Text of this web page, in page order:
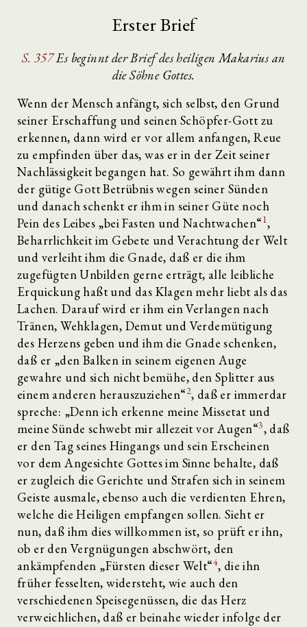
Erster Brief
S. 357Es beginnt der Brief des heiligen Makarius an
die Söhne Gottes.
Wenn der Mensch anfängt, sich selbst, den Grund
seiner Erschaffung und seinen Schöpfer-Gott zu
erkennen, dann wird er vor allem anfangen, Reue
zu empfinden über das, was er in der Zeit seiner
Nachlässigkeit begangen hat. So gewährt ihm dann
der gütige Gott Betrübnis wegen seiner Sünden
und danach schenkt er ihm in seiner Güte noch
Pein des Leibes „bei Fasten und Nachtwachen“1,
Beharrlichkeit im Gebete und Verachtung der Welt
und verleiht ihm die Gnade, daß er die ihm
zugefügten Unbilden gerne erträgt, alle leibliche
Erquickung haßt und das Klagen mehr liebt als das
Lachen. Darauf wird er ihm ein Verlangen nach
Tränen, Wehklagen, Demut und Verdemütigung
des Herzens geben und ihm die Gnade schenken,
daß er „den Balken in seinem eigenen Auge
gewahre und sich nicht bemühe, den Splitter aus
einem anderen herauszuziehen“2, daß er immerdar
spreche: „Denn ich erkenne meine Missetat und
meine Sünde schwebt mir allezeit vor Augen“3, daß
er den Tag seines Hingangs und sein Erscheinen
vor dem Angesichte Gottes im Sinne behalte, daß
er zugleich die Gerichte und Strafen sich in seinem
Geiste ausmale, ebenso auch die verdienten Ehren,
welche die Heiligen empfangen sollen. Sieht er
nun, daß ihm dies willkommen ist, so prüft er ihn,
ob er den Vergnügungen abschwört, den
ankämpfenden „Fürsten dieser Welt“4, die ihn
früher fesselten, widersteht, wie auch den
verschiedenen Speisegenüssen, die das Herz
verweichlichen, daß er beinahe wieder infolge der